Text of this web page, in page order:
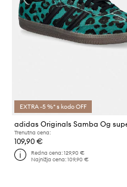
EXTRA -5 %* s kodo OFF
Trenutna cena:
109,90 €
Redna cena:129,90 €
Najnižja cena:109,90 €